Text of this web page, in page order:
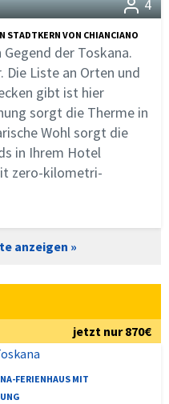
4
STADTKERN VON CHIANCIANO
der Toskana.
Liste an Orten und
gibt ist hier
sorgt die Therme in
Wohl sorgt die
in Ihrem Hotel
zero-kilometri-
anzeigen
jetzt nur 870€
FERIENHAUS MIT